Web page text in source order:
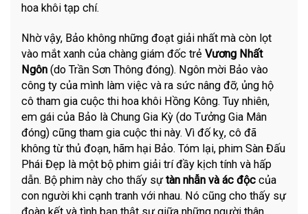
hoa khôi tạp chí.
Nhờ vậy, Bảo không những đoạt giải nhất mà còn lọt
vào mắt xanh của chàng giám đốc trẻVương Nhất
Ngôn(do Trần Sơn Thông đóng). Ngôn mời Bảo vào
công ty của mình làm việc và ra sức nâng đỡ, ủng hộ
cô tham gia cuộc thi hoa khôi Hồng Kông. Tuy nhiên,
em gái của Bảo là Chung Gia Kỳ (do Tưởng Gia Mân
đóng) cũng tham gia cuộc thi này. Vì đố kỵ, cô đã
không từ thủ đoạn, hãm hại Bảo. Tóm lại, phim Sàn Đấu
Phái Đẹp là một bộ phim giải trí đầy kịch tính và hấp
dẫn. Bộ phim này cho thấy sựtàn nhẫn và ác độccủa
con người khi cạnh tranh với nhau. Nó cũng cho thấy sự